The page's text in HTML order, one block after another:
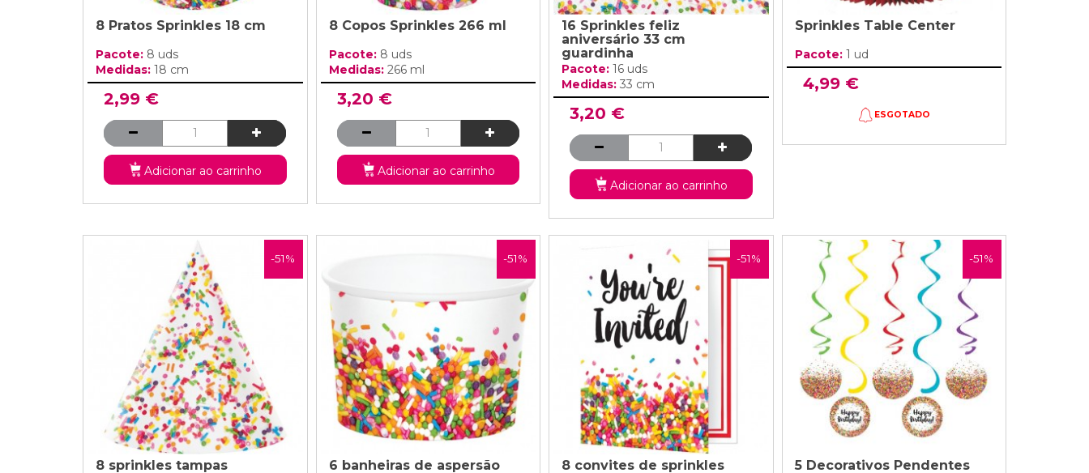
8 Pratos Sprinkles 18 cm
Pacote: 8 uds
Medidas: 18 cm
2,99 €
Adicionar ao carrinho
8 Copos Sprinkles 266 ml
Pacote: 8 uds
Medidas: 266 ml
3,20 €
Adicionar ao carrinho
16 Sprinkles feliz
aniversário 33 cm
guardinha
Pacote: 16 uds
Medidas: 33 cm
3,20 €
Adicionar ao carrinho
Sprinkles Table Center
Pacote: 1 ud
4,99 €
ESGOTADO
-51%
8 sprinkles tampas
-51%
6 banheiras de aspersão
-51%
8 convites de sprinkles
-51%
5 Decorativos Pendentes